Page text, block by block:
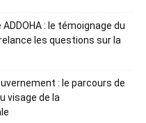
: le témoignage du
les questions sur la
: le parcours de
visage de la